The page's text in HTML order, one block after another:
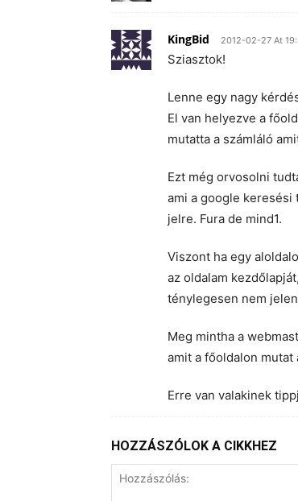
KingBid 2012-02-27 At
Sziasztok!
Lenne egy nagy
El van helyezve a
mutatta a számláló
Ezt még orvosolni
ami a google keresési
jelre. Fura de mind1.
Viszont ha egy
az oldalam
ténylegesen nem
Meg mintha a
amit a főoldalon mutat
Erre van valakinek
HOZZÁSZÓLOK A CIKKHEZ